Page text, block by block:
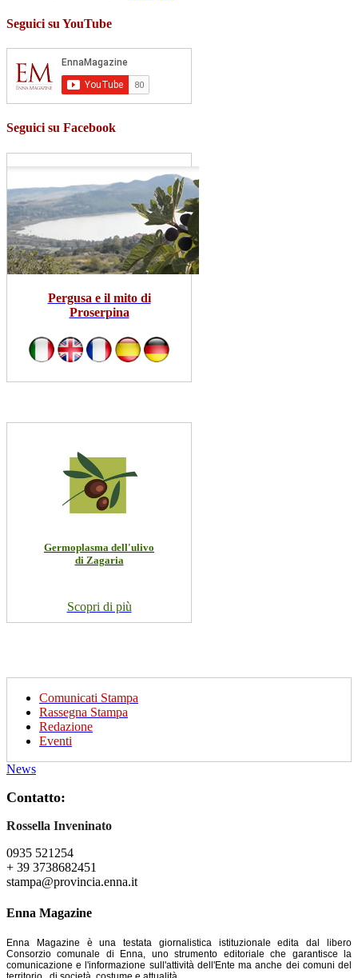
Seguici su YouTube
Seguici su Facebook
Pergusa e il mito di
Proserpina
Germoplasma dell'ulivo
di Zagaria
Scopri di più
Comunicati Stampa
Rassegna Stampa
Redazione
Eventi
News
Contatto:
Rossella Inveninato
0935 521254
+ 39 3738682451
stampa@provincia.enna.it
Enna Magazine
Enna Magazine è una testata giornalistica istituzionale edita dal libero
Consorzio comunale di Enna, uno strumento editoriale che garantisce la
comunicazione e l'informazione sull'attività dell'Ente ma anche dei comuni del